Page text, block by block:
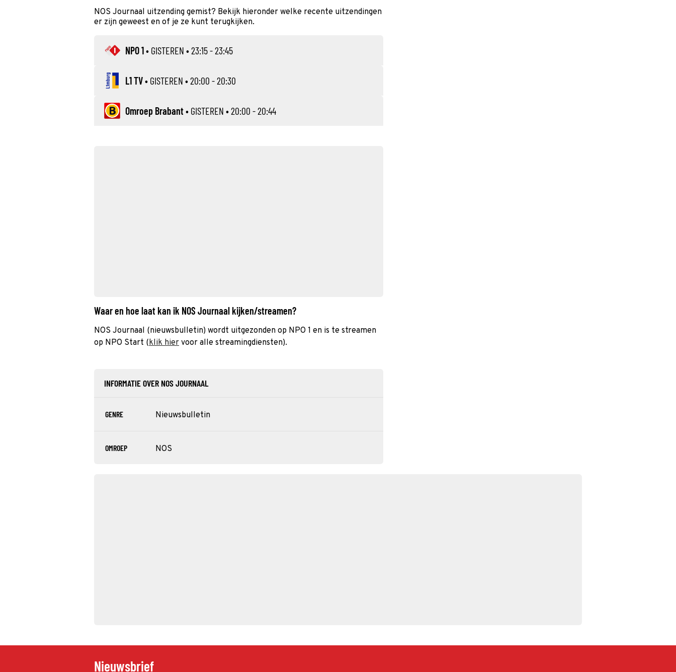
NOS Journaal uitzending gemist? Bekijk hieronder welke recente uitzendingen
er zijn geweest en of je ze kunt terugkijken.
NPO 1• GISTEREN • 23:15 - 23:45
L1 TV• GISTEREN • 20:00 - 20:30
Omroep Brabant• GISTEREN • 20:00 - 20:44
Waar en hoe laat kan ik NOS Journaal kijken/streamen?
NOS Journaal (nieuwsbulletin) wordt uitgezonden op NPO 1 en is te streamen
op NPO Start (klik hier voor alle streamingdiensten).
INFORMATIE OVER NOS JOURNAAL
GENRE Nieuwsbulletin
OMROEP NOS
Nieuwsbrief